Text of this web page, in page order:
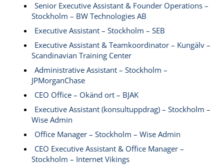
Senior Executive Assistant & Founder Operations –
Stockholm – BW Technologies AB
Executive Assistant – Stockholm – SEB
Executive Assistant & Teamkoordinator – Kungälv –
Scandinavian Training Center
Administrative Assistant – Stockholm –
JPMorganChase
CEO Office – Okänd ort – BJAK
Executive Assistant (konsultuppdrag) – Stockholm –
Wise Admin
Office Manager – Stockholm – Wise Admin
CEO Executive Assistant & Office Manager –
Stockholm – Internet Vikings